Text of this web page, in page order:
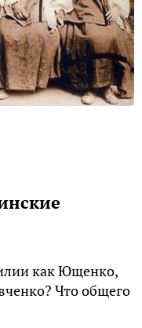
как Ющенко,
Что общего